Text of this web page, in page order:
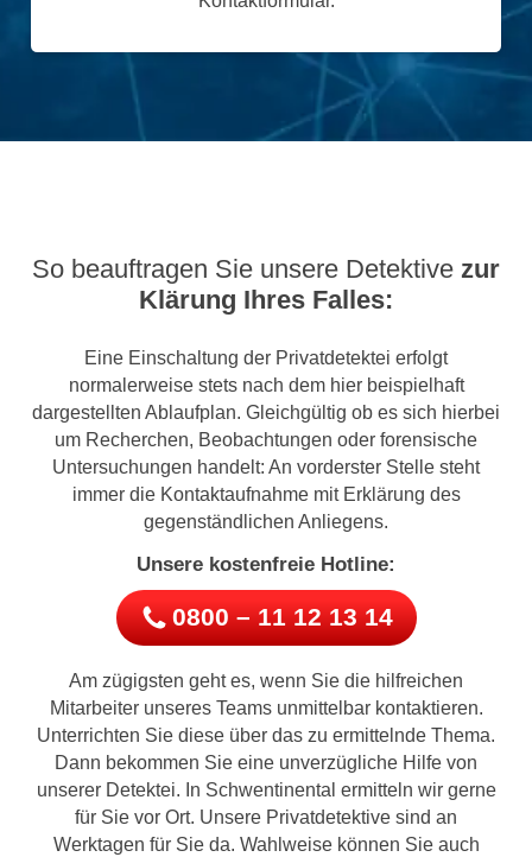
So beauftragen Sie unsere Detektive zur
Klärung Ihres Falles:
Eine Einschaltung der Privatdetektei erfolgt
normalerweise stets nach dem hier beispielhaft
dargestellten Ablaufplan. Gleichgültig ob es sich hierbei
um Recherchen, Beobachtungen oder forensische
Untersuchungen handelt: An vorderster Stelle steht
immer die Kontaktaufnahme mit Erklärung des
gegenständlichen Anliegens.
Unsere kostenfreie Hotline:
0800 – 11 12 13 14
Am zügigsten geht es, wenn Sie die hilfreichen
Mitarbeiter unseres Teams unmittelbar kontaktieren.
Unterrichten Sie diese über das zu ermittelnde Thema.
Dann bekommen Sie eine unverzügliche Hilfe von
unserer Detektei. In Schwentinental ermitteln wir gerne
für Sie vor Ort. Unsere Privatdetektive sind an
Werktagen für Sie da. Wahlweise können Sie auch